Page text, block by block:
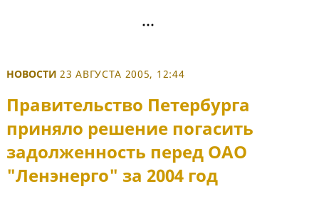
НОВОСТИ 23 АВГУСТА 2005, 12:44
Правительство Петербурга
приняло решение погасить
задолженность перед ОАО
"Ленэнерго" за 2004 год